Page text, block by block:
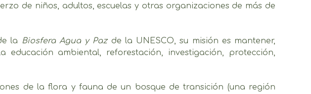
de niños, adultos, escuelas y otras organizaciones de más de
la Biosfera Agua y Pazde la UNESCO, su misión es mantener,
ambiental, reforestación, investigación, protección,
de la flora y fauna de un bosque de transición (una región